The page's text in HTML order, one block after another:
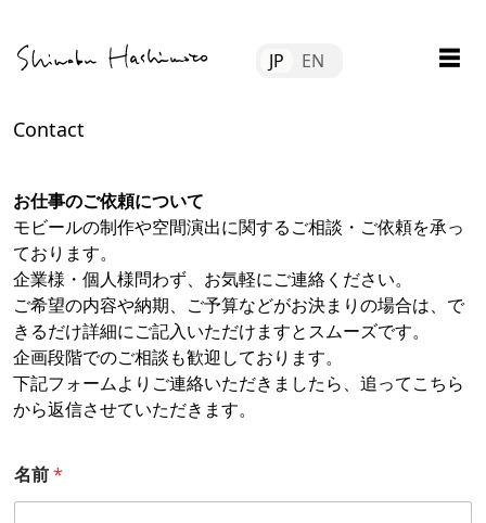
content
JP EN ☰
Contact
お仕事のご依頼について
モビールの制作や空間演出に関するご相談・ご依頼を承っ
ております。
企業様・個人様問わず、お気軽にご連絡ください。
ご希望の内容や納期、ご予算などがお決まりの場合は、で
きるだけ詳細にご記入いただけますとスムーズです。
企画段階でのご相談も歓迎しております。
下記フォームよりご連絡いただきましたら、追ってこちら
から返信させていただきます。
名前*